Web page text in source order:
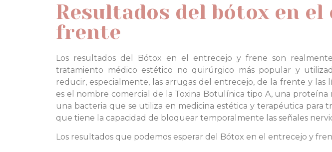
Resultados del bótox en
frente
Los resultados del Bótox en el entrecejo y frene son
tratamiento médico estético no quirúrgico más popular y
reducir, especialmente, las arrugas del entrecejo, de la frente y las
es el nombre comercial de la Toxina Botulínica tipo A, una
una bacteria que se utiliza en medicina estética y terapéutica para
que tiene la capacidad de bloquear temporalmente las señales
Los resultados que podemos esperar del Bótox en el entrecejo y